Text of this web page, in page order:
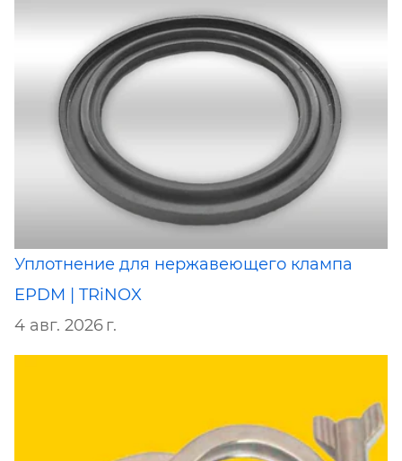
Уплотнение для нержавеющего клампа
EPDM | TRiNOX
4 авг. 2026 г.